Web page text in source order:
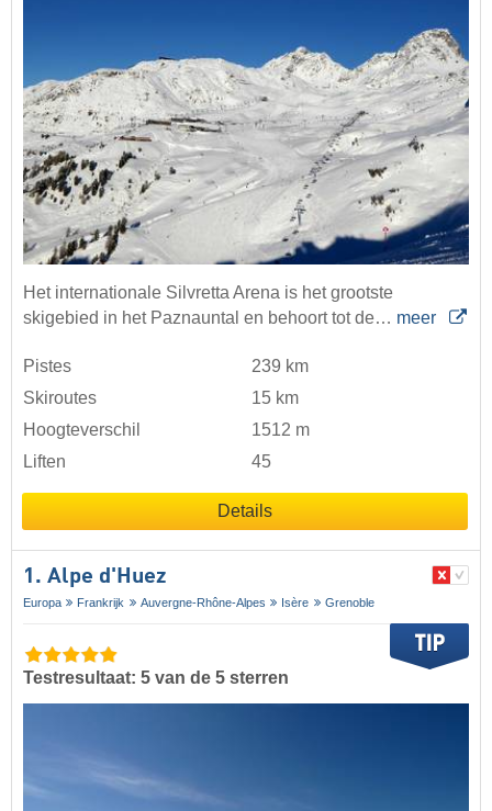
Het internationale Silvretta Arena is het grootste
skigebied in het Paznauntal en behoort tot de… meer
Pistes
239 km
Skiroutes
15 km
Hoogteverschil
1512 m
Liften
45
Details
1. Alpe d'Huez
Europa Frankrijk Auvergne-Rhône-Alpes Isère Grenoble
Testresultaat: 5 van de 5 sterren